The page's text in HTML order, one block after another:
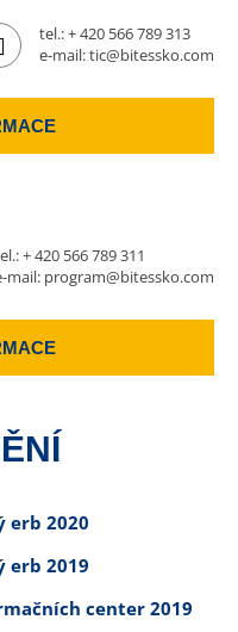
tel.:+ 420 566 789 313
e-mail:tic@bitessko.com
+ 420 566 789 311
mail: program@bitessko.com
erb 2020
erb 2019
center 2019